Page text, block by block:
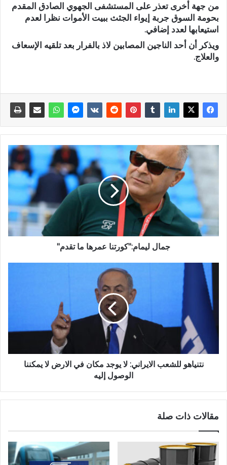
من جهة أخرى تعذر على المستشفى الجهوي الصادق المقدم
بحومة السوق جربة إيواء الجثث ببيت الأموات نظرا لعدم
استيعابها لعدد إضافي.
ويذكر أن أحد الناجين المصابين لاذ بالفرار بعد تلقيه الإسعاف
والعلاج.
جمال ليمام:"كورتنا عمرها ما تقدم"
نتنياهو للشعب الايراني: لا يوجد مكان في الارض لا يمكننا
الوصول إليه
مقالات ذات صلة